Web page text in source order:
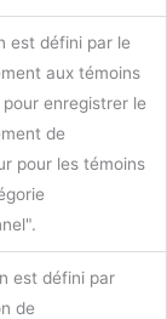
est défini par le
aux témoins
pour enregistrer le
de
pour les témoins
est défini par
de